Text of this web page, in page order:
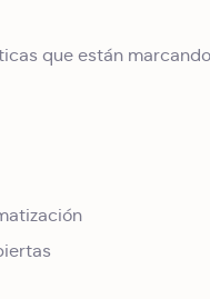
que están